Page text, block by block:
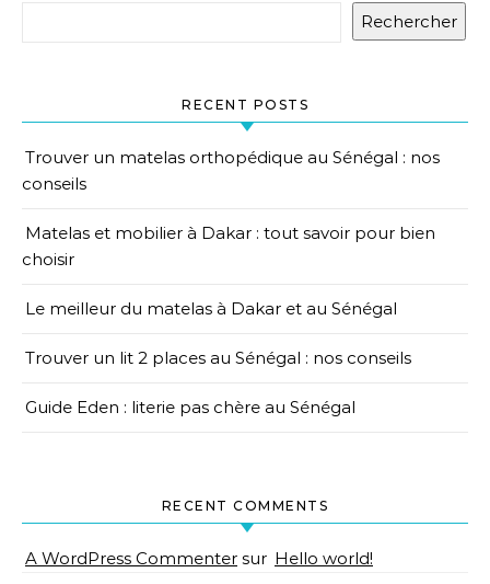
Rechercher
RECENT POSTS
Trouver un matelas orthopédique au Sénégal : nos
conseils
Matelas et mobilier à Dakar : tout savoir pour bien
choisir
Le meilleur du matelas à Dakar et au Sénégal
Trouver un lit 2 places au Sénégal : nos conseils
Guide Eden : literie pas chère au Sénégal
RECENT COMMENTS
A WordPress Commenter sur Hello world!